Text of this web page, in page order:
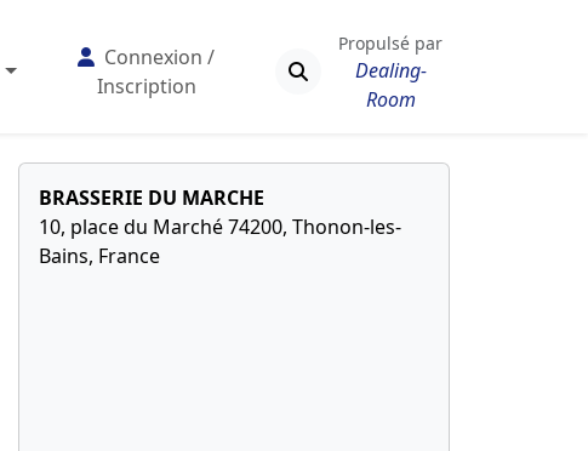
Connexion /
Inscription
Propulsé par
Dealing-
Room
BRASSERIE DU MARCHE
10, place du Marché 74200, Thonon-les-
Bains, France